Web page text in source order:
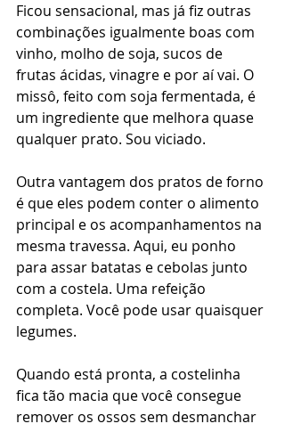
Ficou sensacional, mas já fiz outras
combinações igualmente boas com
vinho, molho de soja, sucos de
frutas ácidas, vinagre e por aí vai. O
missô, feito com soja fermentada, é
um ingrediente que melhora quase
qualquer prato. Sou viciado.
Outra vantagem dos pratos de forno
é que eles podem conter o alimento
principal e os acompanhamentos na
mesma travessa. Aqui, eu ponho
para assar batatas e cebolas junto
com a costela. Uma refeição
completa. Você pode usar quaisquer
legumes.
Quando está pronta, a costelinha
fica tão macia que você consegue
remover os ossos sem desmanchar